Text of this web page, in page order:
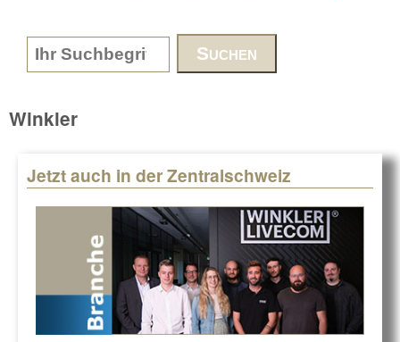
www.DieReferenz.de
Search form
Winkler
Jetzt auch in der Zentralschweiz